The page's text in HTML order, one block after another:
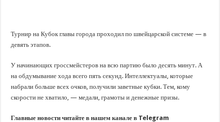
В городах и районах Кубани отметили День России
Стартовал прием заявок на 20-й юбилейный молодежный форум «Регион 93»
Турнир на Кубок главы города проходил по швейцарской системе — в
девять этапов.
У начинающих гроссмейстеров на всю партию было десять минут. А
на обдумывание хода всего пять секунд. Интеллектуалы, которые
набрали больше всех очков, получили заветные кубки. Тем, кому
скорости не хватило, — медали, грамоты и денежные призы.
Главные новости читайте в нашем канале в Telegram